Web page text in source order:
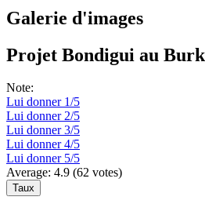
Galerie d'images
Projet Bondigui au
Note:
Lui donner 1/5
Lui donner 2/5
Lui donner 3/5
Lui donner 4/5
Lui donner 5/5
Average: 4.9 (62 votes)